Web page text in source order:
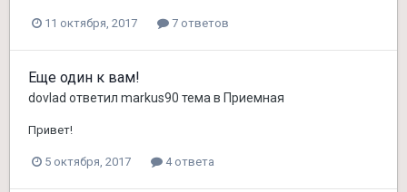
11 октября, 2017 7 ответов
Еще один к вам!
dovlad ответил markus90 тема в Приемная
Привет!
5 октября, 2017 4 ответа